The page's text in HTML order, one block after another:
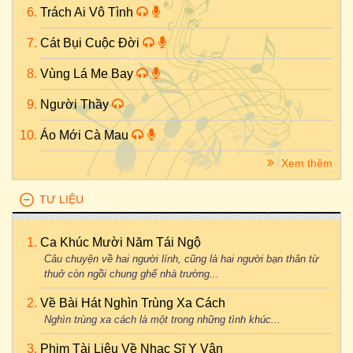
Trách Ai Vô Tình
Cát Bụi Cuộc Đời
Vùng Lá Me Bay
Người Thầy
Áo Mới Cà Mau
Xem thêm
TƯ LIỆU
Ca Khúc Mười Năm Tái Ngộ
Câu chuyện về hai người lính, cũng là hai người bạn thân từ
thuở còn ngồi chung ghế nhà trường...
Về Bài Hát Nghìn Trùng Xa Cách
Nghìn trùng xa cách là một trong những tình khúc...
Phim Tài Liệu Về Nhạc Sĩ Y Vân